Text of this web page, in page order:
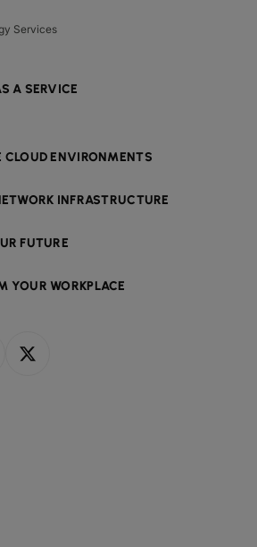
Services
A SERVICE
CLOUD ENVIRONMENTS
INFRASTRUCTURE
FUTURE
YOUR WORKPLACE